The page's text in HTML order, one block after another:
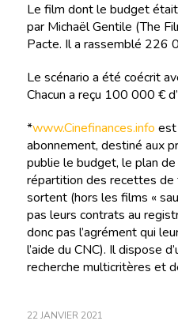
Le film dont le budget
par Michaël Gentile (The
Pacte. Il a rassemblé 226
Le scénario a été coécrit
Chacun a reçu 100 000 €
*www.Cinefinances.info est
abonnement, destiné aux
publie le budget, le plan
répartition des recettes de
sortent (hors les films «
pas leurs contrats au
donc pas l’agrément qui
l’aide du CNC). Il dispose
recherche multicritères et
22 JANVIER 2021